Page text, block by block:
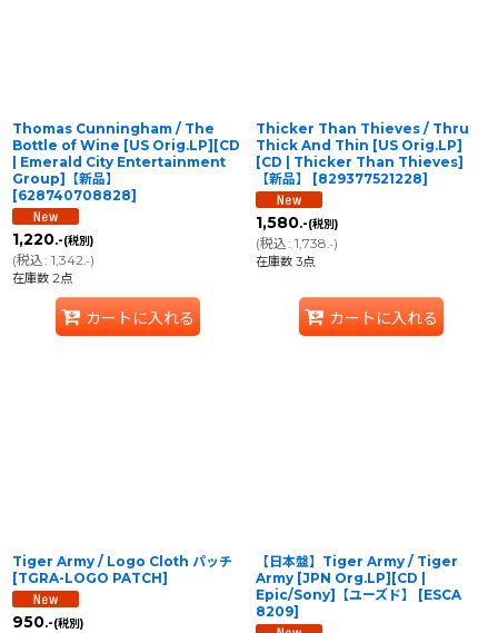
Thomas Cunningham / The
Bottle of Wine [US Orig.LP][CD
| Emerald City Entertainment
Group]【新品】
[628740708828]
1,220.-(税別)
(税込: 1,342.-)
在庫数 2点
カートに入れる
Thicker Than Thieves / Thru
Thick And Thin [US Orig.LP]
[CD | Thicker Than Thieves]
【新品】
[829377521228]
1,580.-(税別)
(税込: 1,738.-)
在庫数 3点
カートに入れる
Tiger Army / Logo Cloth パッチ
[TGRA-LOGO PATCH]
950.-(税別)
【日本盤】Tiger Army / Tiger
Army [JPN Org.LP][CD |
Epic/Sony]【ユーズド】
[ESCA
8209]